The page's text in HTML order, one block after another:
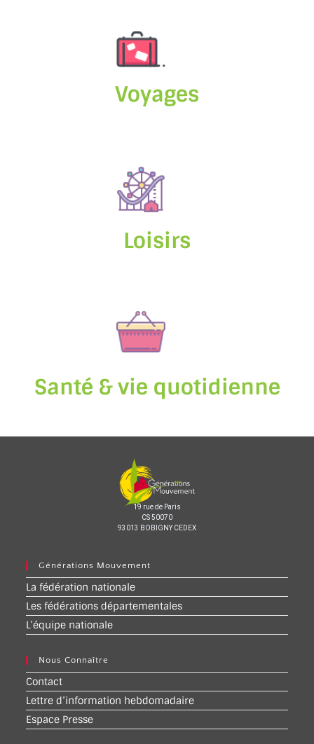
Voyages
Loisirs
Santé & vie quotidienne
19 rue de Paris
CS 50070
93013 BOBIGNY CEDEX
Générations Mouvement
La fédération nationale
Les fédérations départementales
L’équipe nationale
Nous Connaître
Contact
Lettre d’information hebdomadaire
Espace Presse